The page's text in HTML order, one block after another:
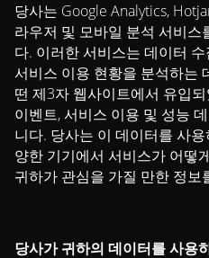
당사는 Google Analytics,
라우저 및 모바일 분석 서비
다. 이러한 서비스는 데이터
서비스 이용 현황을 분석하는
떤 제3자 웹사이트에서 유입
이벤트, 서비스 이용 및 성능
니다. 당사는 이 데이터를 사
양한 기기에서 서비스가 어떻
귀하가 관심을 가질 만한 정보
당사가 귀하의 데이터를 사용